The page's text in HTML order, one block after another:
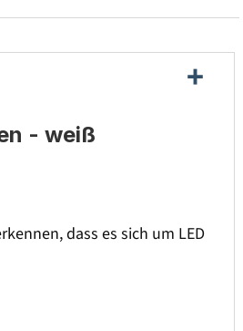
- weiß
dass es sich um LED